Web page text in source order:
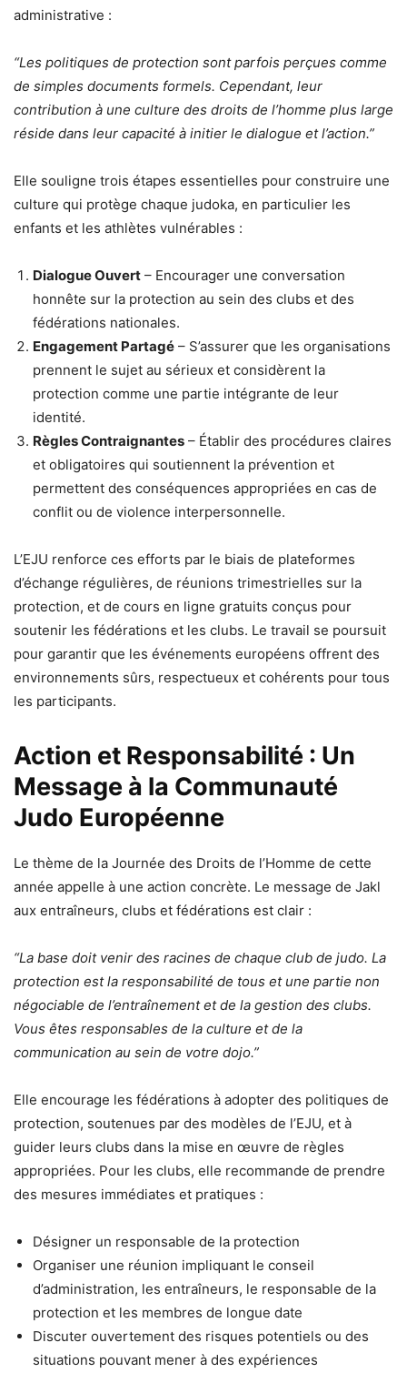
administrative :
“Les politiques de protection sont parfois perçues comme
de simples documents formels. Cependant, leur
contribution à une culture des droits de l’homme plus large
réside dans leur capacité à initier le dialogue et l’action.”
Elle souligne trois étapes essentielles pour construire une
culture qui protège chaque judoka, en particulier les
enfants et les athlètes vulnérables :
Dialogue Ouvert – Encourager une conversation
honnête sur la protection au sein des clubs et des
fédérations nationales.
Engagement Partagé – S’assurer que les organisations
prennent le sujet au sérieux et considèrent la
protection comme une partie intégrante de leur
identité.
Règles Contraignantes – Établir des procédures claires
et obligatoires qui soutiennent la prévention et
permettent des conséquences appropriées en cas de
conflit ou de violence interpersonnelle.
L’EJU renforce ces efforts par le biais de plateformes
d’échange régulières, de réunions trimestrielles sur la
protection, et de cours en ligne gratuits conçus pour
soutenir les fédérations et les clubs. Le travail se poursuit
pour garantir que les événements européens offrent des
environnements sûrs, respectueux et cohérents pour tous
les participants.
Action et Responsabilité : Un
Message à la Communauté
Judo Européenne
Le thème de la Journée des Droits de l’Homme de cette
année appelle à une action concrète. Le message de Jakl
aux entraîneurs, clubs et fédérations est clair :
“La base doit venir des racines de chaque club de judo. La
protection est la responsabilité de tous et une partie non
négociable de l’entraînement et de la gestion des clubs.
Vous êtes responsables de la culture et de la
communication au sein de votre dojo.”
Elle encourage les fédérations à adopter des politiques de
protection, soutenues par des modèles de l’EJU, et à
guider leurs clubs dans la mise en œuvre de règles
appropriées. Pour les clubs, elle recommande de prendre
des mesures immédiates et pratiques :
Désigner un responsable de la protection
Organiser une réunion impliquant le conseil
d’administration, les entraîneurs, le responsable de la
protection et les membres de longue date
Discuter ouvertement des risques potentiels ou des
situations pouvant mener à des expériences